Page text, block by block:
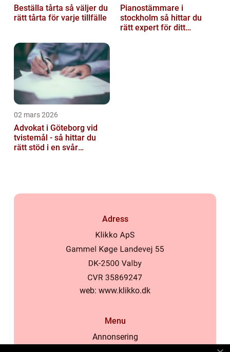
Beställa tårta så väljer du
rätt tårta för varje tillfälle
Pianostämmare i
stockholm så hittar du
rätt expert för ditt
02 mars 2026
Advokat i Göteborg vid
tvistemål - så hittar du
rätt stöd i en svår
Adress
web: www.klikko.dk
Menu
Annonsering